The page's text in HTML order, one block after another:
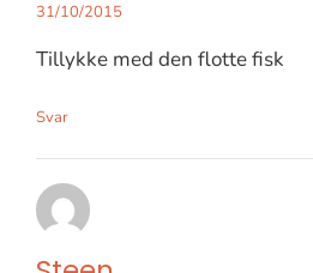
31/10/2015
Tillykke med den flotte fisk
Svar